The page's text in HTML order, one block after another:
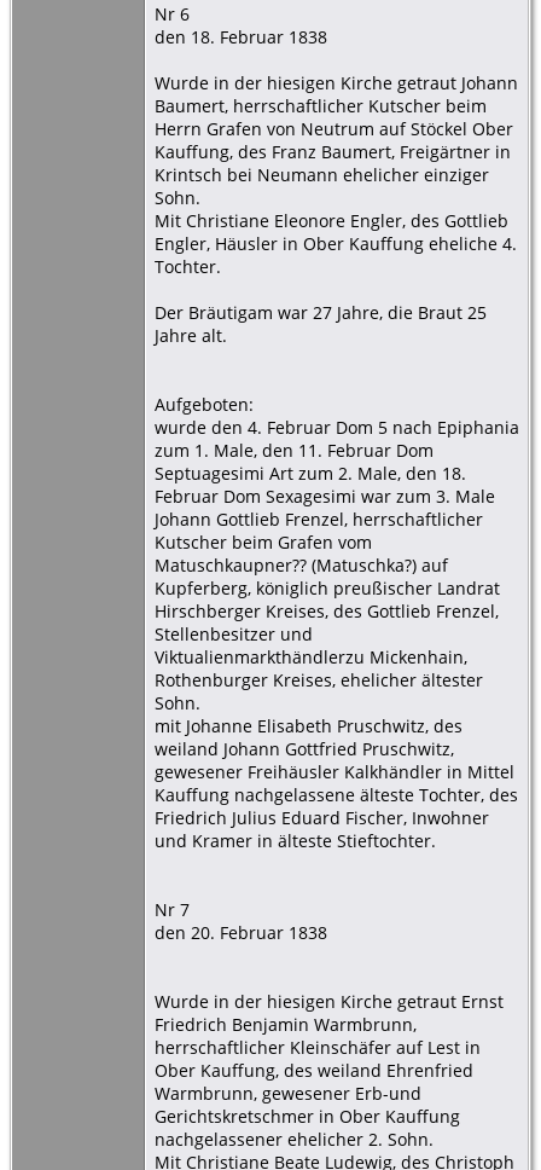
Nr 6
den 18. Februar 1838
Wurde in der hiesigen Kirche getraut Johann
Baumert, herrschaftlicher Kutscher beim
Herrn Grafen von Neutrum auf Stöckel Ober
Kauffung, des Franz Baumert, Freigärtner in
Krintsch bei Neumann ehelicher einziger
Sohn.
Mit Christiane Eleonore Engler, des Gottlieb
Engler, Häusler in Ober Kauffung eheliche 4.
Tochter.
Der Bräutigam war 27 Jahre, die Braut 25
Jahre alt.
Aufgeboten:
wurde den 4. Februar Dom 5 nach Epiphania
zum 1. Male, den 11. Februar Dom
Septuagesimi Art zum 2. Male, den 18.
Februar Dom Sexagesimi war zum 3. Male
Johann Gottlieb Frenzel, herrschaftlicher
Kutscher beim Grafen vom
Matuschkaupner?? (Matuschka?) auf
Kupferberg, königlich preußischer Landrat
Hirschberger Kreises, des Gottlieb Frenzel,
Stellenbesitzer und
Viktualienmarkthändlerzu Mickenhain,
Rothenburger Kreises, ehelicher ältester
Sohn.
mit Johanne Elisabeth Pruschwitz, des
weiland Johann Gottfried Pruschwitz,
gewesener Freihäusler Kalkhändler in Mittel
Kauffung nachgelassene älteste Tochter, des
Friedrich Julius Eduard Fischer, Inwohner
und Kramer in älteste Stieftochter.
Nr 7
den 20. Februar 1838
Wurde in der hiesigen Kirche getraut Ernst
Friedrich Benjamin Warmbrunn,
herrschaftlicher Kleinschäfer auf Lest in
Ober Kauffung, des weiland Ehrenfried
Warmbrunn, gewesener Erb-und
Gerichtskretschmer in Ober Kauffung
nachgelassener ehelicher 2. Sohn.
Mit Christiane Beate Ludewig, des Christoph